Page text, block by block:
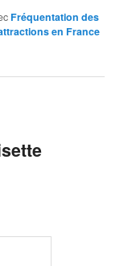
Fréquentation des
en France